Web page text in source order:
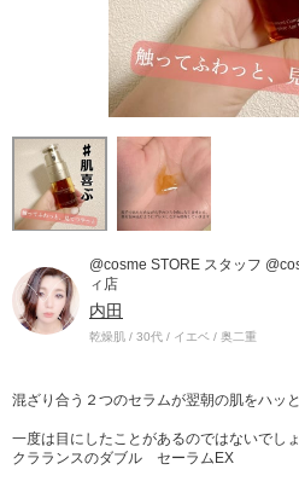
@cosme STORE スタッフ
ィ店
内田
乾燥肌 / 30代 / イエベ / 奥二重
混ざり合う２つのセラムが翌朝の肌をハッ
一度は目にしたことがあるのではないでし
クラランスのダブル セーラムEX